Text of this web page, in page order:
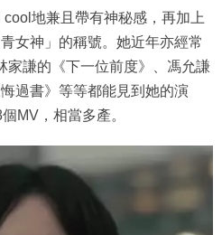
地兼且帶有神秘感，再加上
女神」的稱號。她近年亦經常
家謙的《下一位前度》、馮允謙
過書》等等都能見到她的演
MV，相當多產。